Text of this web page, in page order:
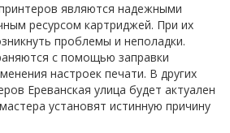
являются надежными
ресурсом картриджей. При их
проблемы и неполадки.
с помощью заправки
настроек печати. В других
Ереванская улица будет актуален
установят истинную причину